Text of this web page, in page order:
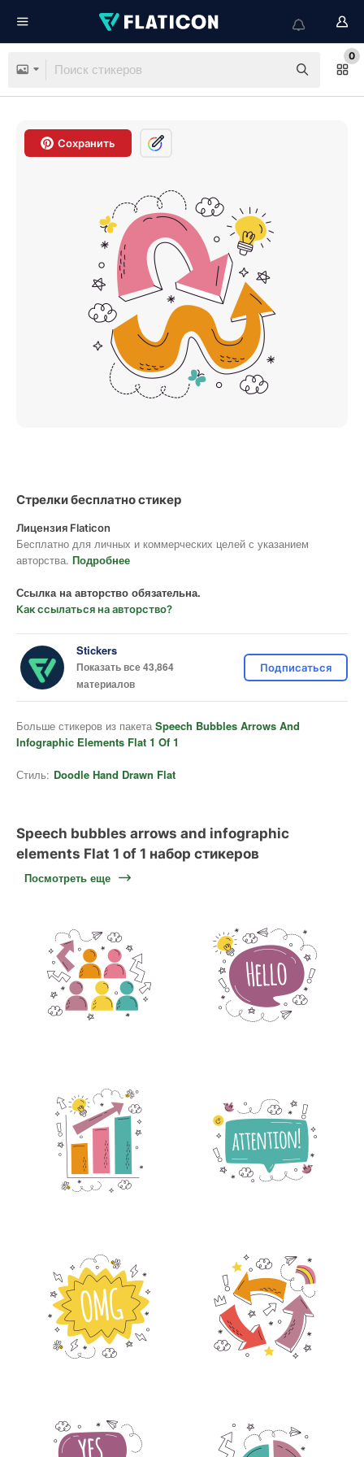
0
Сохранить
Стрелки бесплатно стикер
Лицензия Flaticon
Бесплатно для личных и коммерческих целей с указанием
авторства. Подробнее
Ссылка на авторство обязательна.
Как ссылаться на авторство?
Stickers
Показать все 43,864
материалов
Подписаться
Больше стикеров из пакета Speech Bubbles Arrows And
Infographic Elements Flat 1 Of 1
Стиль: Doodle Hand Drawn Flat
Speech bubbles arrows and infographic
elements Flat 1 of 1 набор стикеров
Посмотреть еще